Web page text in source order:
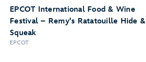
EPCOT International Food & Wine
Festival – Remy's Ratatouille Hide &
Squeak
EPCOT